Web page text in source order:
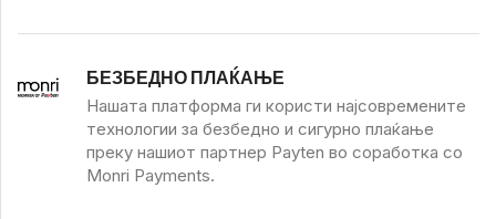
БЕЗБЕДНО ПЛАЌАЊЕ
Нашата платформа ги користи најсовремените
технологии за безбедно и сигурно плаќање
преку нашиот партнер Payten во соработка со
Monri Payments.